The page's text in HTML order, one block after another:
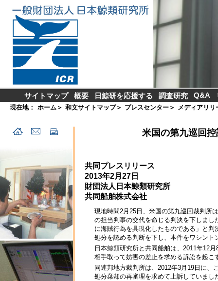
サイトマップ 概要 日鯨研を応援する 調査研究 Q&A
現在地： ホーム ＞ 和文サイトマップ＞ プレスセンター ＞ メディアリリ
米国の第九巡回
共同プレスリリース
2013年2月27日
財団法人日本鯨類研究所
共同船舶株式会社
現地時間2月25日、米国の第九巡回裁判所
の担当判事の交代を命じる判決を下しま
に海賊行為を具現化したものである」と
処分を認める判断を下し、本件をワシン
日本鯨類研究所と共同船舶は、2011年12
相手取って妨害の差止を求める訴訟を起
同連邦地方裁判所は、2012年3月19日に
処分棄却の再審理を求めて上訴していまし